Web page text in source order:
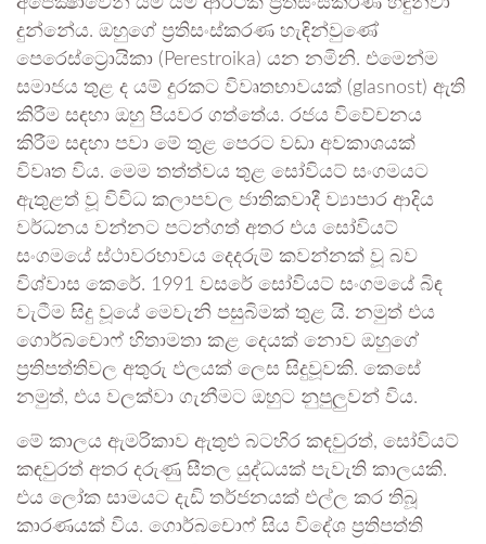
දුන්නේය. ඔහුගේ ප්‍රතිසංස්කරණ හැඳින්වුණේ
පෙරෙස්ට්‍රොයිකා (Perestroika) යන නමිනි. එමෙන්ම
සමාජය තුළ ද යම් දුරකට විවෘතභාවයක් (glasnost) ඇති
කිරීම සඳහා ඔහු පියවර ගත්තේය. රජය විවේචනය
කිරීම සඳහා පවා මේ තුළ පෙරට වඩා අවකාශයක්
විවෘත විය. මෙම තත්ත්වය තුළ සෝවියට් සංගමයට
ඇතුළත් වූ විවිධ කලාපවල ජාතිකවාදී ව්‍යාපාර ආදිය
වර්ධනය වන්නට පටන්ගත් අතර එය සෝවියට්
සංගමයේ ස්ථාවරභාවය දෙදරුම් කවන්නක් වූ බව
විශ්වාස කෙරේ. 1991 වසරේ සෝවියට් සංගමයේ බිඳ
වැටීම සිදු වූයේ මෙවැනි පසුබිමක් තුළ යි. නමුත් එය
ගොර්බචොෆ් හිතාමතා කළ දෙයක් නොව ඔහුගේ
ප්‍රතිපත්තිවල අතුරු ඵලයක් ලෙස සිදුවූවකි. කෙසේ
නමුත්, එය වලක්වා ගැනීමට ඔහුට නුපුලුවන් විය.
මේ කාලය ඇමරිකාව ඇතුළු බටහිර කඳවුරත්, සෝවියට්
කඳවුරත් අතර දරුණු සීතල යුද්ධයක් පැවැති කාලයකි.
එය ලෝක සාමයට දැඩි තර්ජනයක් එල්ල කර තිබූ
කාරණයක් විය. ගොර්බචොෆ් සිය විදේශ ප්‍රතිපත්ති